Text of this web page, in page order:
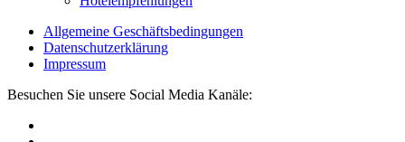
Allgemeine Geschäftsbedingungen
Datenschutzerklärung
Impressum
Besuchen Sie unsere Social Media Kanäle: